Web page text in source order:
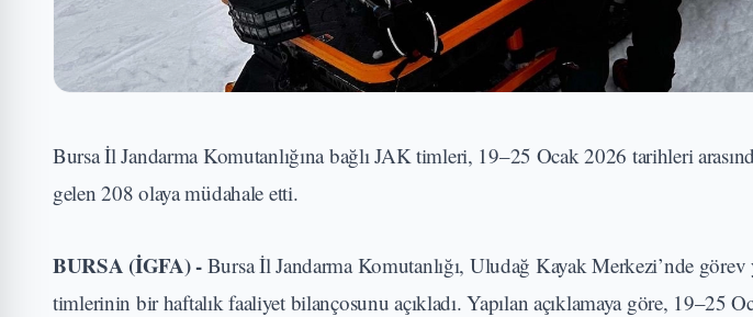
Bursa İl Jandarma Komutanlığına bağlı JAK timleri, 19–25 Ocak 2026 tarihleri
gelen 208 olaya müdahale etti.
BURSA (İGFA) - Bursa İl Jandarma Komutanlığı, Uludağ Kayak Merkezi’nde
timlerinin bir haftalık faaliyet bilançosunu açıkladı. Yapılan açıklamaya göre, 19–25